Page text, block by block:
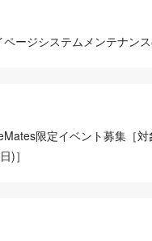
ページシステムメンテナン
限定イベント募集［対
)］